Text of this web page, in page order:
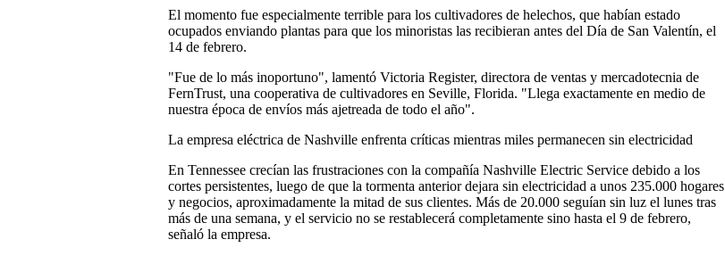
El momento fue especialmente terrible para los cultivadores de helechos, que habían estado
ocupados enviando plantas para que los minoristas las recibieran antes del Día de San Valentín, el
14 de febrero.
"Fue de lo más inoportuno", lamentó Victoria Register, directora de ventas y mercadotecnia de
FernTrust, una cooperativa de cultivadores en Seville, Florida. "Llega exactamente en medio de
nuestra época de envíos más ajetreada de todo el año".
La empresa eléctrica de Nashville enfrenta críticas mientras miles permanecen sin electricidad
En Tennessee crecían las frustraciones con la compañía Nashville Electric Service debido a los
cortes persistentes, luego de que la tormenta anterior dejara sin electricidad a unos 235.000 hogares
y negocios, aproximadamente la mitad de sus clientes. Más de 20.000 seguían sin luz el lunes tras
más de una semana, y el servicio no se restablecerá completamente sino hasta el 9 de febrero,
señaló la empresa.